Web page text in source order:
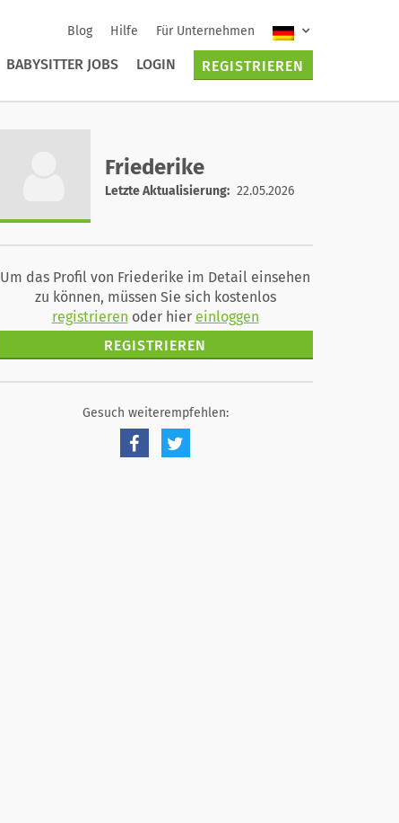
Blog Hilfe Für Unternehmen
BABYSITTER JOBS LOGIN REGISTRIEREN
Friederike
Letzte Aktualisierung: 22.05.2026
Um das Profil von Friederike im Detail einsehen
zu können, müssen Sie sich kostenlos
registrieren oder hier einloggen
REGISTRIEREN
Gesuch weiterempfehlen: